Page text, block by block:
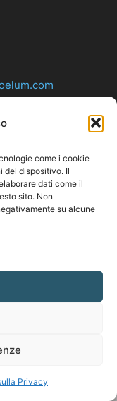
come i cookie
del dispositivo. Il
dati come il
sito. Non
su alcune
Privacy